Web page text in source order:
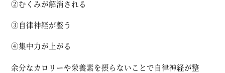
②むくみが解消される
③自律神経が整う
④集中力が上がる
余分なカロリーや栄養素を摂らないことで自律神経が整